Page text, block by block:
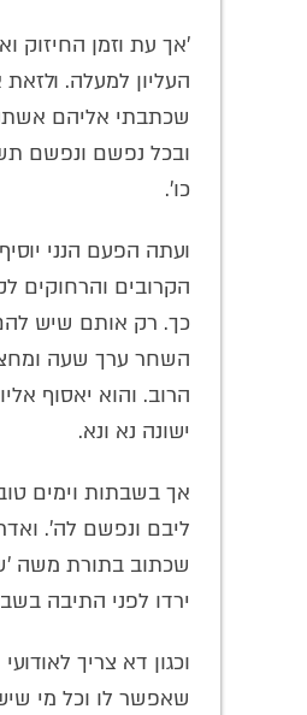
'אך עת וזמן החיזוק
העליון למעלה. ולזאת
שכתבתי אליהם
ובכל נפשם ונפשם
כו'.
ועתה הפעם הנני
הקרובים והרחוקים
כך. רק אותם שיש
השחר ערך שעה
הרוב. והוא יאסוף
ישונה נא ונא.
אך בשבתות וימים
ליבם ונפשם לה'.
שכתוב בתורת משה
ירדו לפני התיבה
וכגון דא צריך
שאפשר לו וכל מי